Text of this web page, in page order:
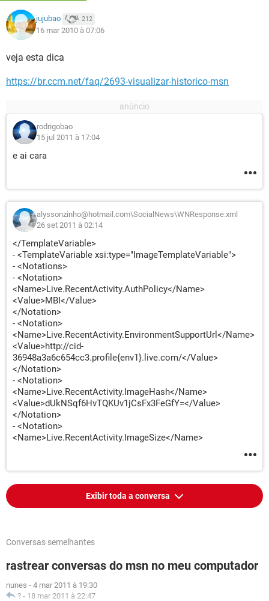
jujubao 212
16 mar 2010 à 07:06
veja esta dica
https://br.ccm.net/faq/2693-visualizar-historico-msn
rodrigobao
15 jul 2011 à 17:04
e ai cara
alyssonzinho@hotmail.com\SocialNews\WNResponse.xml
26 set 2011 à 02:14
</TemplateVariable>
- <TemplateVariable xsi:type="ImageTemplateVariable">
- <Notations>
- <Notation>
<Name>Live.RecentActivity.AuthPolicy</Name>
<Value>MBI</Value>
</Notation>
- <Notation>
<Name>Live.RecentActivity.EnvironmentSupportUrl</Name>
<Value>http://cid-
36948a3a6c654cc3.profile{env1}.live.com/</Value>
</Notation>
- <Notation>
<Name>Live.RecentActivity.ImageHash</Name>
<Value>dUkNSqf6HvTQKUv1jCsFx3FeGfY=</Value>
</Notation>
- <Notation>
<Name>Live.RecentActivity.ImageSize</Name>
Exibir toda a conversa
Conversas semelhantes
rastrear conversas do msn no meu computador
nunes - 4 mar 2011 à 19:30
? - 18 mar 2011 à 22:47